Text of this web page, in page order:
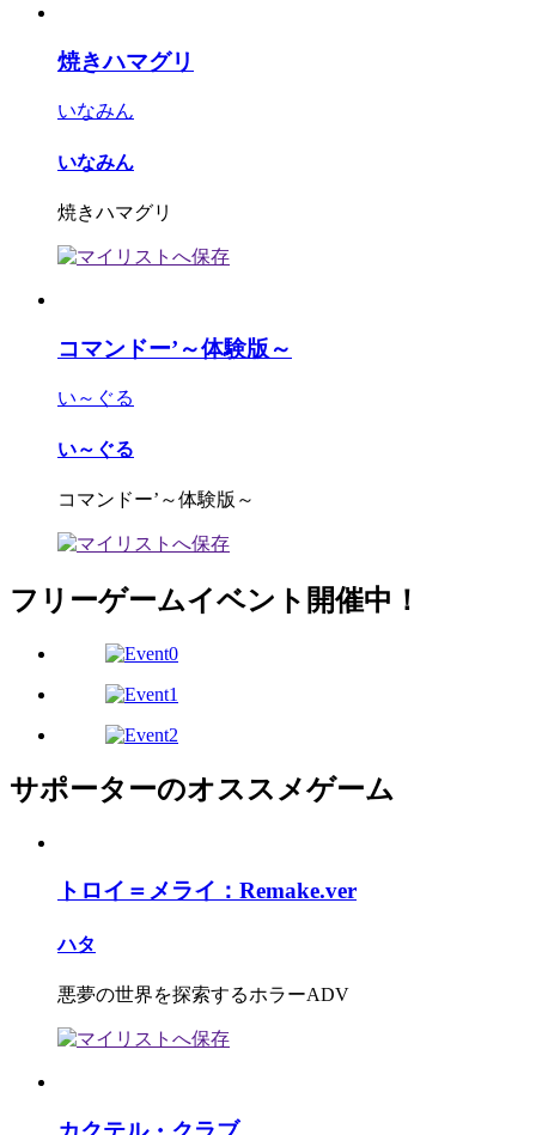
焼きハマグリ
いなみん
いなみん
焼きハマグリ
コマンドー’～体験版～
い～ぐる
い～ぐる
コマンドー’～体験版～
フリーゲームイベント開催中！
サポーターのオススメゲーム
トロイ＝メライ：Remake.ver
ハタ
悪夢の世界を探索するホラーADV